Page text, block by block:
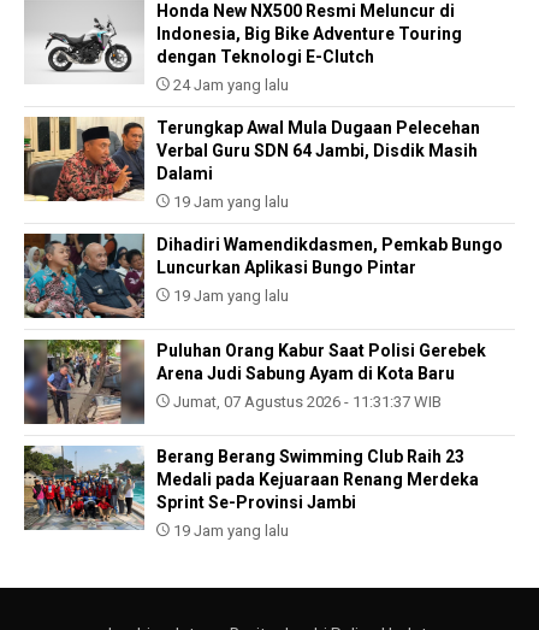
Honda New NX500 Resmi Meluncur di
Indonesia, Big Bike Adventure Touring
dengan Teknologi E-Clutch
24 Jam yang lalu
Terungkap Awal Mula Dugaan Pelecehan
Verbal Guru SDN 64 Jambi, Disdik Masih
Dalami
19 Jam yang lalu
Dihadiri Wamendikdasmen, Pemkab Bungo
Luncurkan Aplikasi Bungo Pintar
19 Jam yang lalu
Puluhan Orang Kabur Saat Polisi Gerebek
Arena Judi Sabung Ayam di Kota Baru
Jumat, 07 Agustus 2026 - 11:31:37 WIB
Berang Berang Swimming Club Raih 23
Medali pada Kejuaraan Renang Merdeka
Sprint Se-Provinsi Jambi
19 Jam yang lalu